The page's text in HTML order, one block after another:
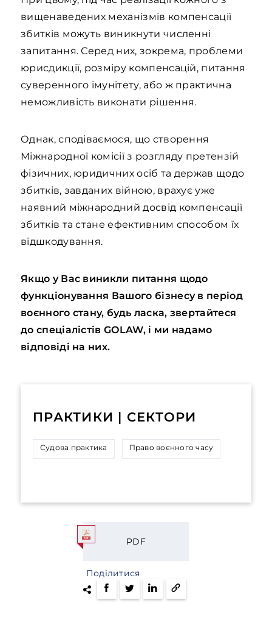
вищенаведених механізмів компенсації
збитків можуть виникнути численні
запитання. Серед них, зокрема, проблеми
юрисдикції, розміру компенсацій, питання
суверенного імунітету, або ж практична
неможливість виконати рішення.
Однак, сподіваємося, що створення
Міжнародної комісії з розгляду претензій
фізичних, юридичних осіб та держав щодо
збитків, завданих війною, врахує уже
наявний міжнародний досвід компенсації
збитків та стане ефективним способом їх
відшкодування.
Якщо у Вас виникли питання щодо
функціонування Вашого бізнесу в період
воєнного стану, будь ласка, звертайтеся
до спеціалістів GOLAW, і ми надамо
відповіді на них.
ПРАКТИКИ | СЕКТОРИ
Судова практика Право воєнного часу
PDF
Поділитися